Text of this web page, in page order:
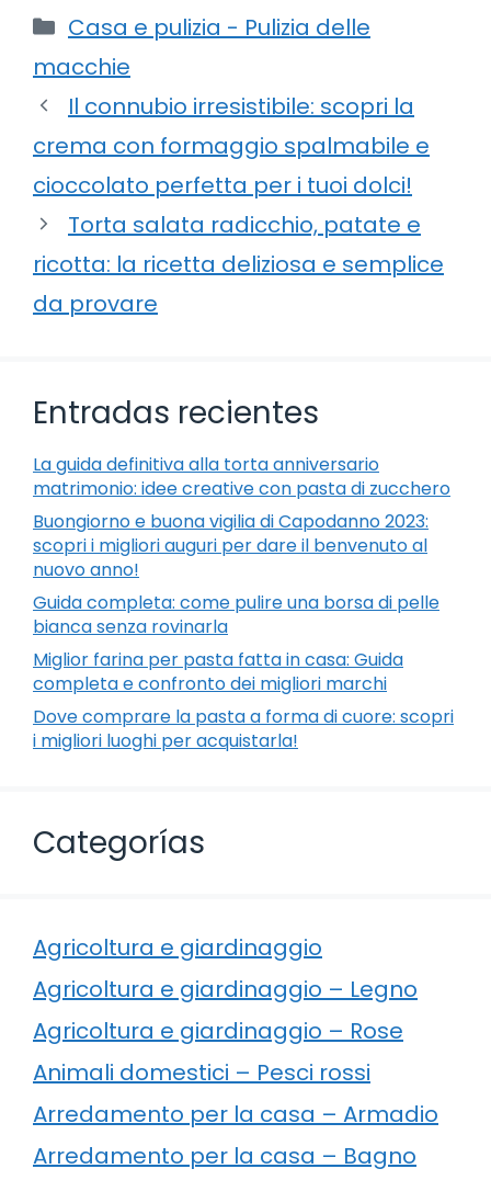
Categorie
Casa e pulizia - Pulizia delle
macchie
Il connubio irresistibile: scopri la
crema con formaggio spalmabile e
cioccolato perfetta per i tuoi dolci!
Torta salata radicchio, patate e
ricotta: la ricetta deliziosa e semplice
da provare
Entradas recientes
La guida definitiva alla torta anniversario
matrimonio: idee creative con pasta di zucchero
Buongiorno e buona vigilia di Capodanno 2023:
scopri i migliori auguri per dare il benvenuto al
nuovo anno!
Guida completa: come pulire una borsa di pelle
bianca senza rovinarla
Miglior farina per pasta fatta in casa: Guida
completa e confronto dei migliori marchi
Dove comprare la pasta a forma di cuore: scopri
i migliori luoghi per acquistarla!
Categorías
Agricoltura e giardinaggio
Agricoltura e giardinaggio – Legno
Agricoltura e giardinaggio – Rose
Animali domestici – Pesci rossi
Arredamento per la casa – Armadio
Arredamento per la casa – Bagno